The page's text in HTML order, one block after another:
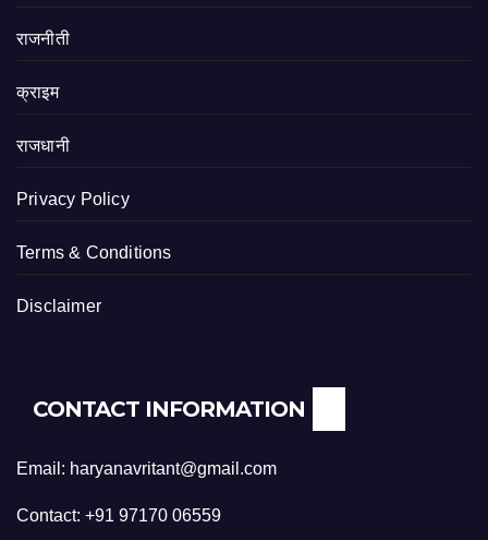
राजनीती
क्राइम
राजधानी
Privacy Policy
Terms & Conditions
Disclaimer
CONTACT INFORMATION
Email: haryanavritant@gmail.com
Contact: +91 97170 06559